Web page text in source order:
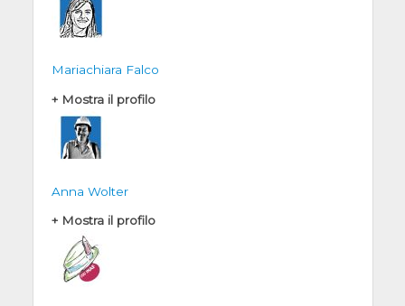
Mariachiara Falco
+ Mostra il profilo
Anna Wolter
+ Mostra il profilo